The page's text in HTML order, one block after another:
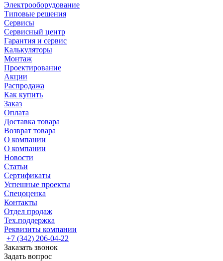
Электрооборудование
Типовые решения
Сервисы
Сервисный центр
Гарантия и сервис
Калькуляторы
Монтаж
Проектирование
Акции
Распродажа
Как купить
Заказ
Оплата
Доставка товара
Возврат товара
О компании
О компании
Новости
Статьи
Сертификаты
Успешные проекты
Спецоценка
Контакты
Отдел продаж
Тех.поддержка
Реквизиты компании
+7 (342) 206-04-22
Заказать звонок
Задать вопрос